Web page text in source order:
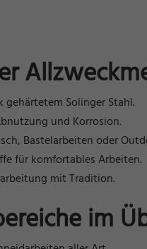
gehärtetem Solinger Stahl.
und Korrosion.
Bastelarbeiten oder
für komfortables Arbeiten.
mit Tradition.
im